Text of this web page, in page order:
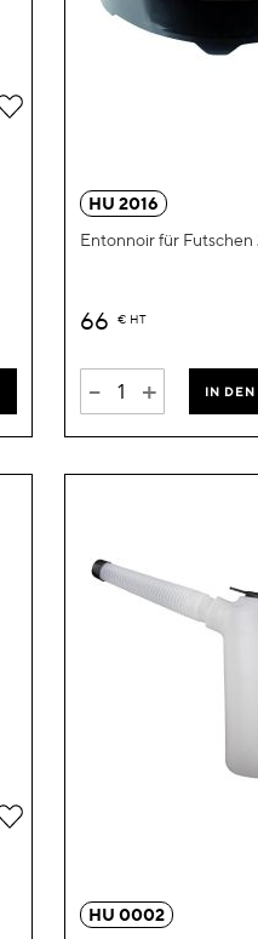
Zur
hinzufügen
HU 2016
Entonnoir für
66 € HT
- + IN DEN
Zur
hinzufügen
HU 0002